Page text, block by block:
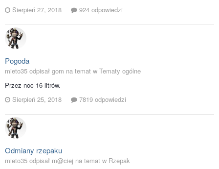
Sierpień 27, 2018
924 odpowiedzi
Pogoda
mieto35 odpisał gom na temat w Tematy ogólne
Przez noc 16 litrów.
Sierpień 25, 2018
7819 odpowiedzi
Odmiany rzepaku
mieto35 odpisał m@ciej na temat w Rzepak